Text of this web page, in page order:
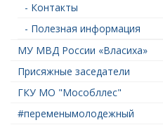
- Контакты
- Полезная информация
МУ МВД России «Власиха»
Присяжные заседатели
ГКУ МО "Мособллес"
#переменымолодежный